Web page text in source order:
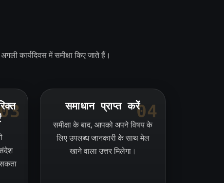
कार्यदिवस में समीक्षा किए जाते हैं।
04
समाधान प्राप्त करें
समीक्षा के बाद, आपको अपने विषय के
लिए उपलब्ध जानकारी के साथ मेल
खाने वाला उत्तर मिलेगा।